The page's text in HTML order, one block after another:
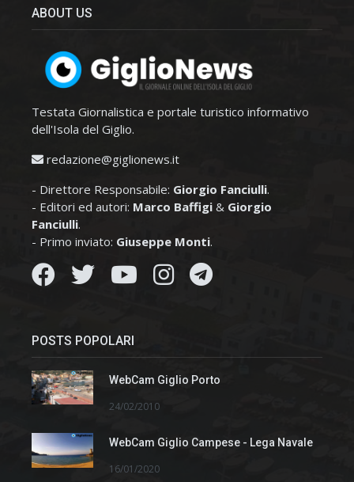
ABOUT US
Testata Giornalistica e portale turistico informativo
dell'Isola del Giglio.
redazione@giglionews.it
- Direttore Responsabile: Giorgio Fanciulli.
- Editori ed autori: Marco Baffigi & Giorgio
Fanciulli.
- Primo inviato: Giuseppe Monti.
POSTS POPOLARI
WebCam Giglio Porto
24/02/2010
WebCam Giglio Campese - Lega Navale
16/01/2020